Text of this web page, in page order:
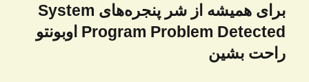
نوشته
بعدی:
برای همیشه از شر پنجره‌های System
Program Problem Detected اوبونتو
راحت بشین